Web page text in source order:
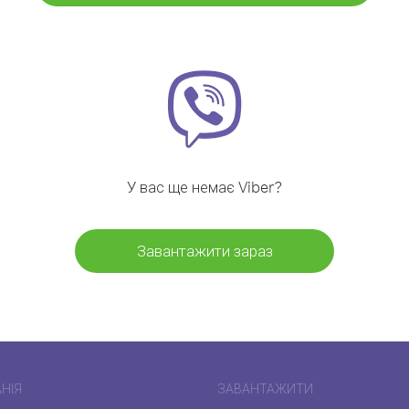
У вас ще немає Viber?
Завантажити зараз
ЗАВАНТАЖИТИ